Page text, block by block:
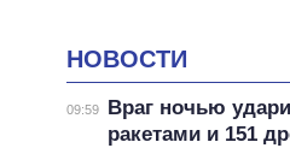
НОВОСТИ
09:59
Враг ночью
ракетами и 151